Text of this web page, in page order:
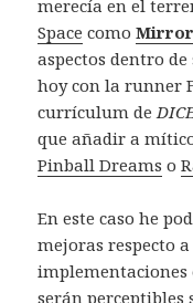
merecía en el
Space como
aspectos dentro
hoy con la runner
currículum de
que añadir a
Pinball Dreams o
En este caso he
mejoras respecto
serán perceptibles